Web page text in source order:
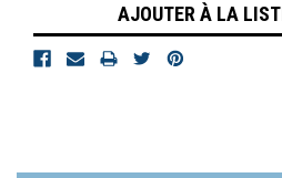
AJOUTER À LA